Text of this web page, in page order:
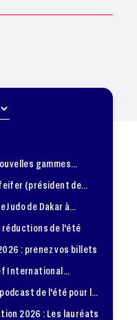
de l'été
: prenez vos billets
de la
2026 : Les lauréats